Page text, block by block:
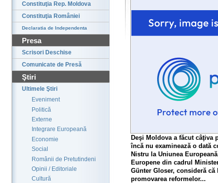
Constituţia Rep. Moldova
Constituţia României
Declaratia de Independenta
Presa
Scrisori Deschise
Comunicate de Presă
Ştiri
Ultimele Ştiri
Eveniment
Politică
Externe
Integrare Europeană
Economie
Social
Românii de Pretutindeni
Opinii / Editoriale
Cultură
Deşi Moldova a făcut câţiva
încă nu examinează o dată
Nistru la Uniunea
Europene din cadrul
Günter Gloser, consideră
promovarea reformelor...